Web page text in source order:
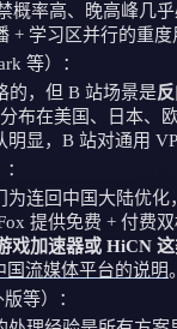
概率高、晚高峰几
+ 学习区并行的重度
等）：
的，但 B 站场景是
布在美国、日本、
显，B 站对通用
连回中国大陆优
提供免费 + 付费
戏加速器或 HiCN
国流媒体平台的说明
等）：